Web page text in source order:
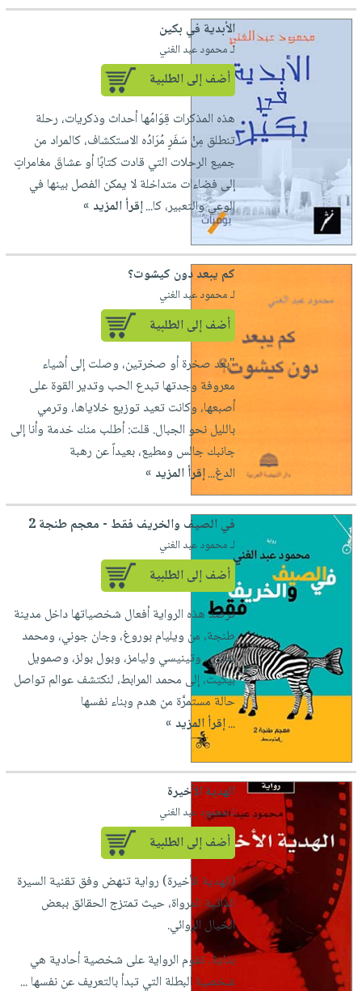
الأبدية في بكين
لـ محمود عبد الغني
أضف إلى الطلبية
هذه المذكرات قِوَامُها أحداث وذكريات، رحلة
تنطلق مِنْ سَفَرٍ مُرَادُه الاستكشاف، كالمراد من
جميع الرحلات التي قادت كتابًا أو عشاقَ مغامراتٍ
إلى فضاءات متداخلة لا يمكن الفصل بينها في
الوعي والتعبير، كا...إقرأ المزيد »
كم يبعد دون كيشوت؟
لـ محمود عبد الغني
أضف إلى الطلبية
"بعد صخرة أو صخرتين، وصلت إلى أشياء
معروفة وجدتها تبدع الحب وتدير القوة على
أصبعها، وكانت تعيد توزيع خلاياها، وترمي
بالليل نحو الجبال. قلت: أطلب منك خدمة وأنا إلى
جانبك جالس ومطيع، بعيداً عن رهبة
الدغ...إقرأ المزيد »
في الصيف والخريف فقط - معجم طنجة 2
لـ محمود عبد الغني
أضف إلى الطلبية
ترصد هذه الرواية أفعال شخصياتها داخل مدينة
طنجة، من ويليام بوروغ، وجان جوني، ومحمد
شكري، وتينيسي وليامز، وبول بولز، وصمويل
بيكيت، إلى محمد المرابط، لنكتشف عوالم تواصل
حالة مستمرَّة من هدم وبناء نفسها
...إقرأ المزيد »
الهدية الأخيرة
لـ محمود عبد الغني
أضف إلى الطلبية
(الهدية الأخيرة) رواية تنهض وفق تقنية السيرة
الذاتية المرواة، حيث تمتزج الحقائق ببعض
الخيال الروائي.
بداية، تقوم الرواية على شخصية أحادية هي
شخصية البطلة التي تبدأ بالتعريف عن نفسها ...